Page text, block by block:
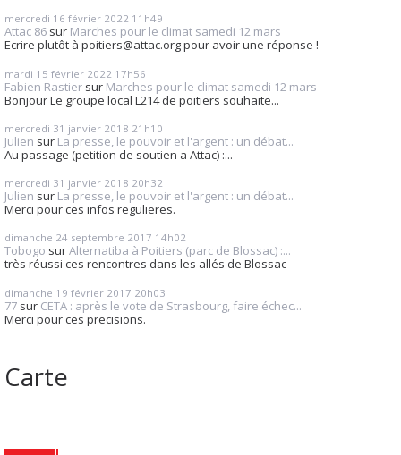
mercredi 16 février 2022 11h49
Attac 86 sur Marches pour le climat samedi 12 mars
Ecrire plutôt à poitiers@attac.org pour avoir une réponse !
mardi 15 février 2022 17h56
Fabien Rastier sur Marches pour le climat samedi 12 mars
Bonjour Le groupe local L214 de poitiers souhaite...
mercredi 31 janvier 2018 21h10
Julien sur La presse, le pouvoir et l'argent : un débat...
Au passage (petition de soutien a Attac) :...
mercredi 31 janvier 2018 20h32
Julien sur La presse, le pouvoir et l'argent : un débat...
Merci pour ces infos regulieres.
dimanche 24 septembre 2017 14h02
Tobogo surAlternatiba à Poitiers (parc de Blossac) :...
très réussi ces rencontres dans les allés de Blossac
dimanche 19 février 2017 20h03
77 sur CETA : après le vote de Strasbourg, faire échec...
Merci pour ces precisions.
Carte